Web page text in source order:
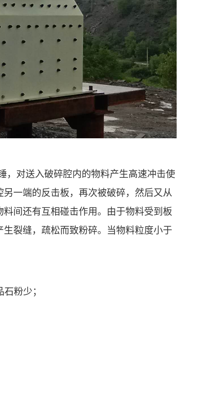
，对送入破碎腔内的物料产生高速冲击使
一端的反击板，再次被破碎，然后又从
间还有互相碰击作用。由于物料受到板
裂缝，疏松而致粉碎。当物料粒度小于
粉少；